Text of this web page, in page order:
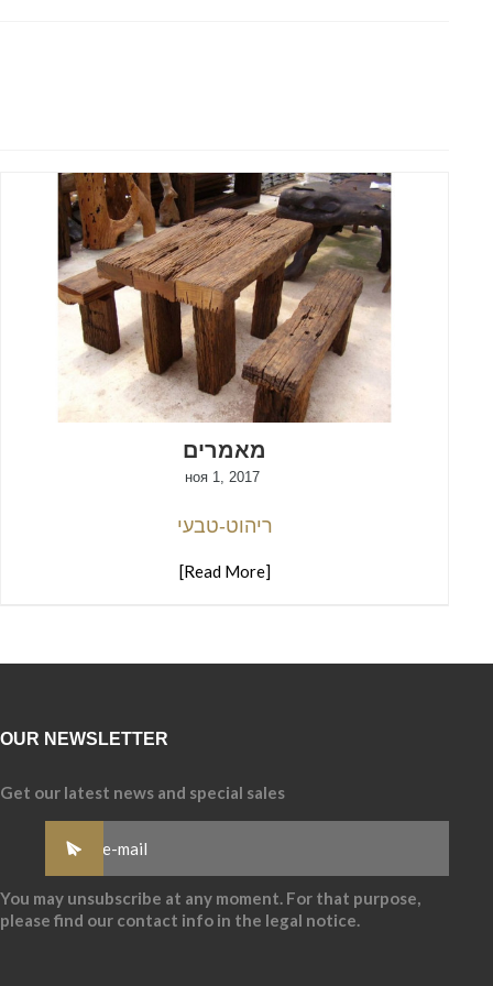
מאמרים
ноя 1, 2017
ריהוט-טבעי
[Read More]
OUR NEWSLETTER
Get our latest news and special sales
You may unsubscribe at any moment. For that purpose,
please find our contact info in the legal notice.